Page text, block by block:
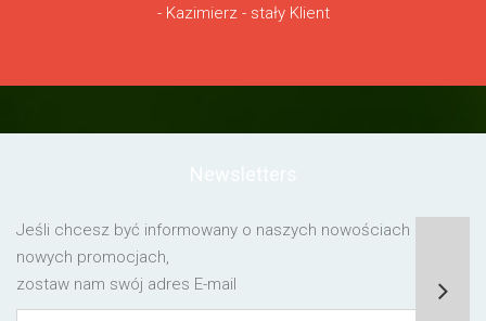
- Kazimierz - stały Klient
Jeśli chcesz być informowany o naszych nowościach lub o
nowych promocjach,
zostaw nam swój adres E-mail